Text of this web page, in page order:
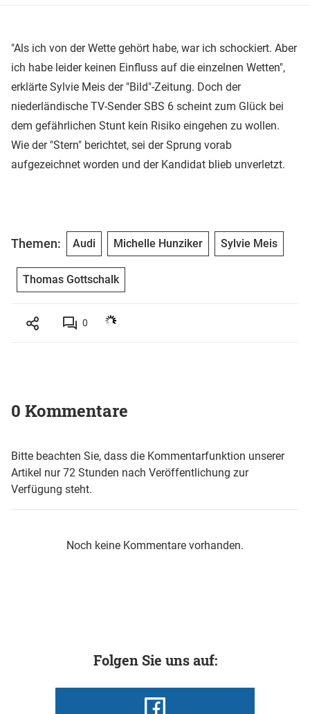
"Als ich von der Wette gehört habe, war ich schockiert. Aber
ich habe leider keinen Einfluss auf die einzelnen Wetten",
erklärte Sylvie Meis der "Bild"-Zeitung. Doch der
niederländische TV-Sender SBS 6 scheint zum Glück bei
dem gefährlichen Stunt kein Risiko eingehen zu wollen.
Wie der "Stern" berichtet, sei der Sprung vorab
aufgezeichnet worden und der Kandidat blieb unverletzt.
Themen: Audi Michelle Hunziker Sylvie Meis
Thomas Gottschalk
0
0 Kommentare
Bitte beachten Sie, dass die Kommentarfunktion unserer
Artikel nur 72 Stunden nach Veröffentlichung zur
Verfügung steht.
Noch keine Kommentare vorhanden.
Folgen Sie uns auf: